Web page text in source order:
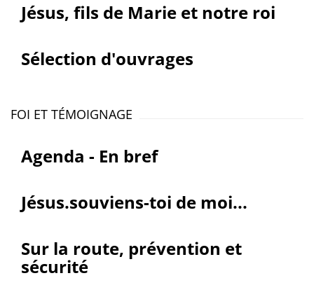
Jésus, fils de Marie et notre roi
Sélection d'ouvrages
FOI ET TÉMOIGNAGE
Agenda - En bref
Jésus.souviens-toi de moi...
Sur la route, prévention et
sécurité